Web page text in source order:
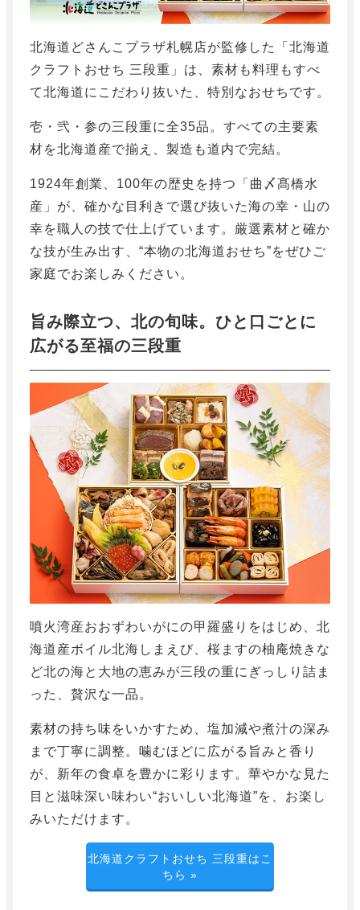
北海道どさんこプラザ札幌店が監修した「北海道
クラフトおせち 三段重」は、素材も料理もすべ
て北海道にこだわり抜いた、特別なおせちです。
壱・弐・参の三段重に全35品。すべての主要素
材を北海道産で揃え、製造も道内で完結。
1924年創業、100年の歴史を持つ「曲〆髙橋水
産」が、確かな目利きで選び抜いた海の幸・山の
幸を職人の技で仕上げています。厳選素材と確か
な技が生み出す、“本物の北海道おせち”をぜひご
家庭でお楽しみください。
旨み際立つ、北の旬味。ひと口ごとに
広がる至福の三段重
噴火湾産おおずわいがにの甲羅盛りをはじめ、北
海道産ボイル北海しまえび、桜ますの柚庵焼きな
ど北の海と大地の恵みが三段の重にぎっしり詰ま
った、贅沢な一品。
素材の持ち味をいかすため、塩加減や煮汁の深み
まで丁寧に調整。噛むほどに広がる旨みと香り
が、新年の食卓を豊かに彩ります。華やかな見た
目と滋味深い味わい“おいしい北海道”を、お楽し
みいただけます。
北海道クラフトおせち 三段重はこ
ちら »